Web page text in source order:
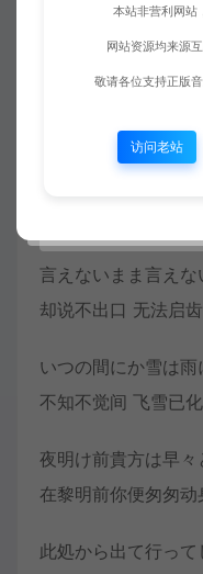
さぁ縁の垣根を超え
来吧 越过因缘之壁
言えないまま言えな
却说不出口 无法启齿
いつの間にか雪は雨
不知不觉间 飞雪已
夜明け前貴方は早々
在黎明前你便匆匆动
此処から出て行って
本站非营利网站
网站资源均来源
敬请各位支持正版
访问老站